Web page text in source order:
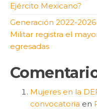
Ejército Mexicano?
Generación 2022-
Militar registra el
egresadas
Mujeres en la
convocatoria en